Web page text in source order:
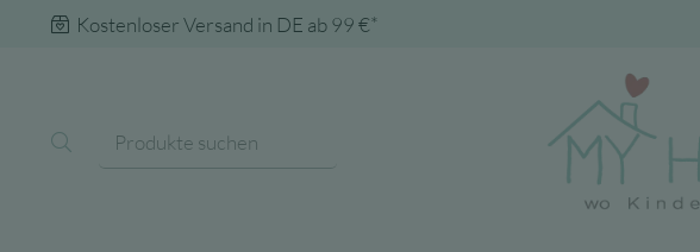
Kostenloser Versand in DE ab 99 €*